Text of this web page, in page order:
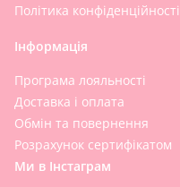
Політика конфіденційності
Інформація
Програма лояльності
Доставка і оплата
Обмін та повернення
Розрахунок сертифікатом
Ми в Інстаграм